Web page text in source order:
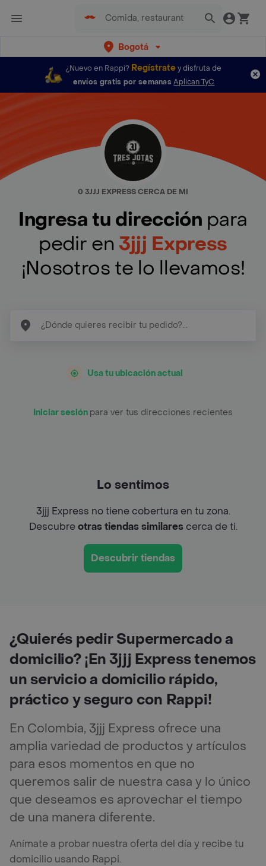
Bogotá
¿Nuevo en Rappi? Regístratey disfruta de
envíos gratis por semanas Aplican TyC
0 3JJJ EXPRESS CERCA DE MI
Ingresa tu dirección para
pedir en 3jjj Express
¡Nosotros te lo llevamos!
Usa tu ubicación actual
Iniciar sesión para ver tus direcciones recientes
Lo sentimos
3jjj Express no tiene cobertura en tu zona.
Descubreotras tiendas similarescerca de ti.
Descubrir tiendas
¿Quierés pedir Supermercado a
domicilio? ¡En 3jjj Express tenemos
un servicio a domicilio rápido,
práctico y seguro con Rappi!
En Colombia, 3jjj Express ofrece una
amplia variedad de productos y artículos
para esos momentos en que no
queremos salir de nuestra casa y lo único
que deseamos es aprovechar el tiempo
de una manera diferente.
Anímate a probar nuestra oferta del día y recibe tu
domicilio usando Rappi.